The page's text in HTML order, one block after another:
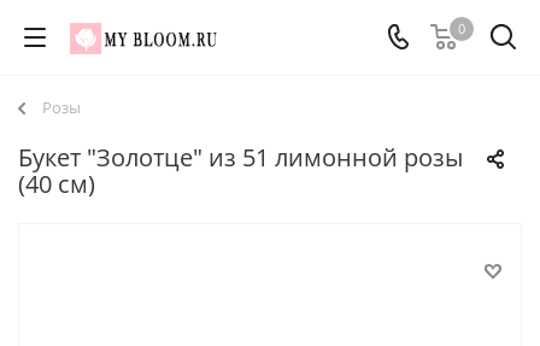
0
Розы
Букет "Золотце" из 51 лимонной розы
(40 см)